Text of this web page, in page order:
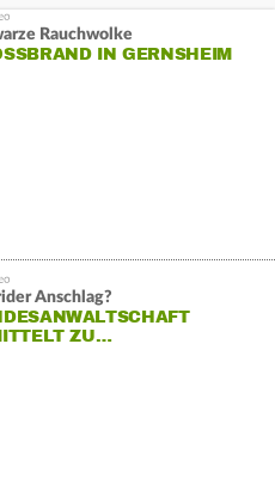
Rauchwolke
IN GERNSHEIM
Anschlag?
ZU…